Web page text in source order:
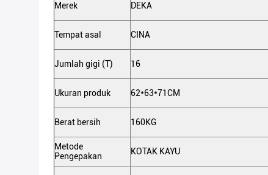
Merek DEKA
Tempat asal CINA
Jumlah gigi (T) 16
Ukuran produk 62*63*71CM
Berat bersih 160KG
Metode
Pengepakan
KOTAK KAYU